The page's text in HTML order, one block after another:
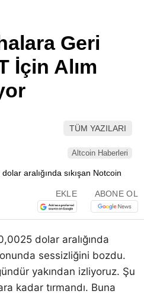
Youtube
TikTok
Telegram
Geri
İçin Alım
TÜM YAZILARI
Altcoin Haberleri
EKLE ABONE OL
dolar aralığında
sessizliğini bozdu.
yakından izliyoruz. Şu
kadar tırmandı. Buna